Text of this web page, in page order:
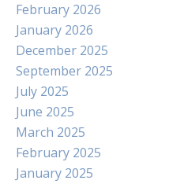
February 2026
January 2026
December 2025
September 2025
July 2025
June 2025
March 2025
February 2025
January 2025